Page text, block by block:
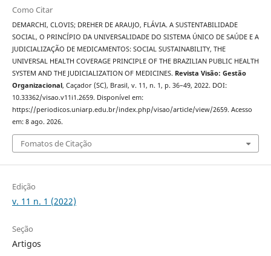
Como Citar
DEMARCHI, CLOVIS; DREHER DE ARAUJO, FLÁVIA. A SUSTENTABILIDADE
SOCIAL, O PRINCÍPIO DA UNIVERSALIDADE DO SISTEMA ÚNICO DE SAÚDE E A
JUDICIALIZAÇÃO DE MEDICAMENTOS: SOCIAL SUSTAINABILITY, THE
UNIVERSAL HEALTH COVERAGE PRINCIPLE OF THE BRAZILIAN PUBLIC HEALTH
SYSTEM AND THE JUDICIALIZATION OF MEDICINES. Revista Visão: Gestão
Organizacional, Caçador (SC), Brasil, v. 11, n. 1, p. 36–49, 2022. DOI:
10.33362/visao.v11i1.2659. Disponível em:
https://periodicos.uniarp.edu.br/index.php/visao/article/view/2659. Acesso
em: 8 ago. 2026.
Fomatos de Citação
Edição
v. 11 n. 1 (2022)
Seção
Artigos